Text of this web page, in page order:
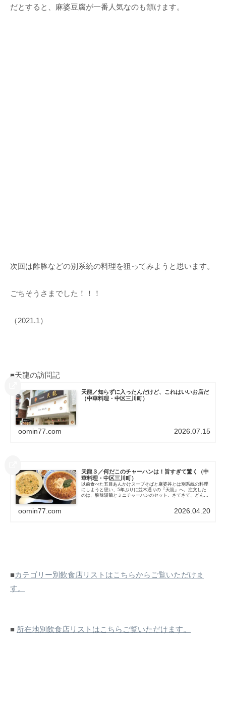
だとすると、麻婆豆腐が一番人気なのも頷けます。
次回は酢豚などの別系統の料理を狙ってみようと思います。
ごちそうさまでした！！！
（2021.1）
■天龍の訪問記
天龍／知らずに入ったんだけど、これはいいお店だ
（中華料理・中区三川町）
oomin77.com 2026.07.15
天龍３／何だこのチャーハンは！旨すぎて驚く（中
華料理・中区三川町）
以前食べた五目あんかけスープそばと麻婆丼とは別系統の料理
にしようと思い、5年ぶりに並木通りの『天龍』へ。注文した
のは、酸辣湯麺とミニチャーハンのセット。さてさて、どんな
oomin77.com 2026.04.20
■カテゴリー別飲食店リストはこちらからご覧いただけま
す。
■ 所在地別飲食店リストはこちらご覧いただけます。